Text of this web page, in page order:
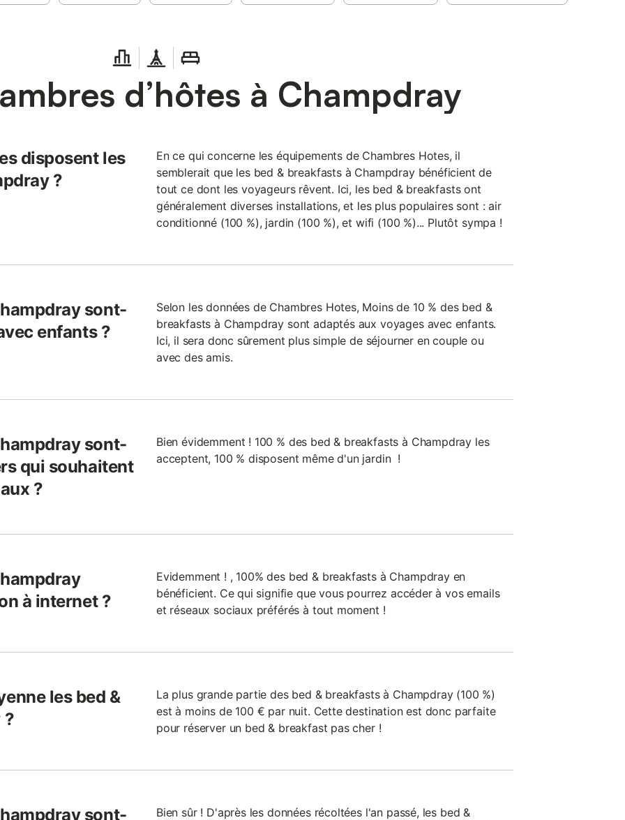
d’hôtes à Champdray
disposent les
?
En ce qui concerne les équipements de Chambres Hotes, il
semblerait que les bed & breakfasts à Champdray bénéficient de
tout ce dont les voyageurs rêvent. Ici, les bed & breakfasts ont
généralement diverses installations, et les plus populaires sont : air
conditionné (100 %), jardin (100 %), et wifi (100 %)... Plutôt sympa !
sont-
enfants ?
Selon les données de Chambres Hotes, Moins de 10 % des bed &
breakfasts à Champdray sont adaptés aux voyages avec enfants.
Ici, il sera donc sûrement plus simple de séjourner en couple ou
avec des amis.
sont-
qui souhaitent
?
Bien évidemment ! 100 % des bed & breakfasts à Champdray les
acceptent, 100 % disposent même d'un jardin !
à internet ?
Evidemment ! , 100% des bed & breakfasts à Champdray en
bénéficient. Ce qui signifie que vous pourrez accéder à vos emails
et réseaux sociaux préférés à tout moment !
les bed &
?
La plus grande partie des bed & breakfasts à Champdray (100 %)
est à moins de 100 € par nuit. Cette destination est donc parfaite
pour réserver un bed & breakfast pas cher !
sont-
Bien sûr ! D'après les données récoltées l'an passé, les bed &